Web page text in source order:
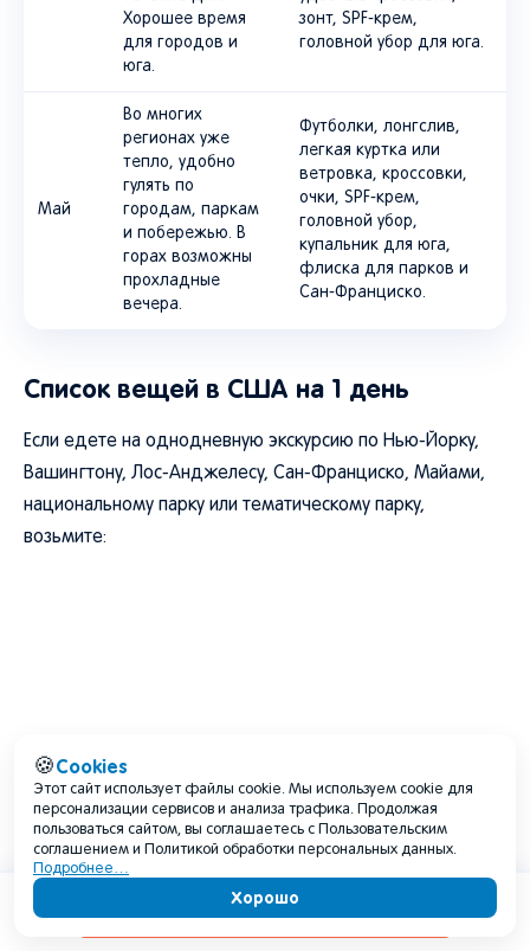
Хорошее время
для городов и
юга.
зонт, SPF-крем,
головной убор для юга.
Май
Во многих
регионах уже
тепло, удобно
гулять по
городам, паркам
и побережью. В
горах возможны
прохладные
вечера.
Футболки, лонгслив,
легкая куртка или
ветровка, кроссовки,
очки, SPF-крем,
головной убор,
купальник для юга,
флиска для парков и
Сан-Франциско.
Список вещей в США на 1 день
Если едете на однодневную экскурсию по Нью-Йорку,
Вашингтону, Лос-Анджелесу, Сан-Франциско, Майами,
национальному парку или тематическому парку,
возьмите:
Содержание
🍪Cookies
Этот сайт использует файлы cookie. Мы используем cookie для
персонализации сервисов и анализа трафика. Продолжая
пользоваться сайтом, вы соглашаетесь с Пользовательским
соглашением и Политикой обработки персональных данных.
Подробнее…
Хорошо